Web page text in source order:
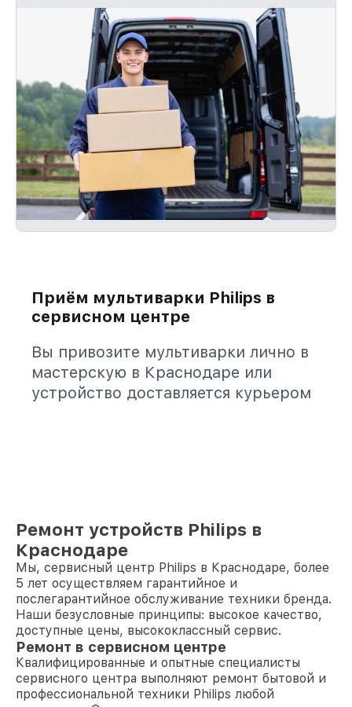
Приём мультиварки Philips в
сервисном центре
Вы привозите мультиварки лично в
мастерскую в Краснодаре или
устройство доставляется курьером
Ремонт устройств Philips в
Краснодаре
Мы, сервисный центр Philips в Краснодаре, более
5 лет осуществляем гарантийное и
послегарантийное обслуживание техники бренда.
Наши безусловные принципы: высокое качество,
доступные цены, высококлассный сервис.
Ремонт в сервисном центре
Квалифицированные и опытные специалисты
сервисного центра выполняют ремонт бытовой и
профессиональной техники Philips любой